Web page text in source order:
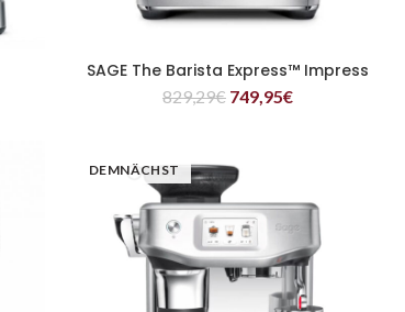
WEITERLESEN
SAGE The Barista Express™ Impress
829,29€ 749,95€
DEMNÄCHST